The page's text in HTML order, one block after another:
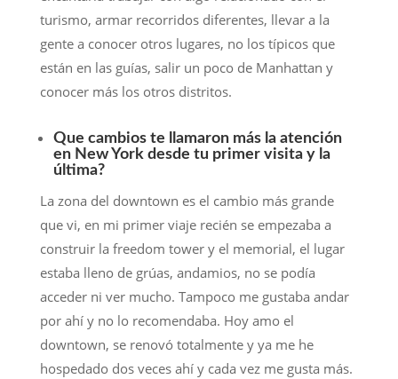
turismo, armar recorridos diferentes, llevar a la
gente a conocer otros lugares, no los típicos que
están en las guías, salir un poco de Manhattan y
conocer más los otros distritos.
Que cambios te llamaron más la atención
en New York desde tu primer visita y la
última?
La zona del downtown es el cambio más grande
que vi, en mi primer viaje recién se empezaba a
construir la freedom tower y el memorial, el lugar
estaba lleno de grúas, andamios, no se podía
acceder ni ver mucho. Tampoco me gustaba andar
por ahí y no lo recomendaba. Hoy amo el
downtown, se renovó totalmente y ya me he
hospedado dos veces ahí y cada vez me gusta más.